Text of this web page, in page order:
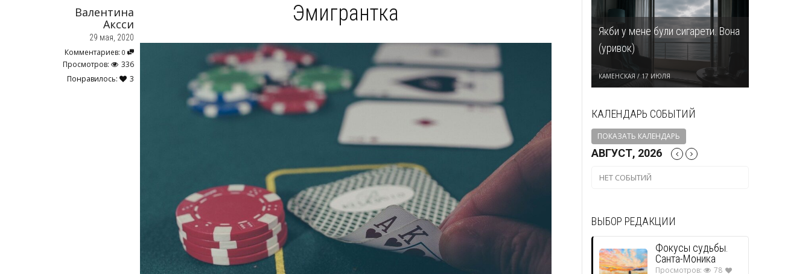
Валентина
Аксси
29 мая, 2020
Комментариев: 0
Просмотров:
336
Понравилось:
3
Эмигрантка
Якби у мене були сигарети. Вона
(уривок)
КАМЕНСКАЯ / 17 ИЮЛЯ
КАЛЕНДАРЬ СОБЫТИЙ
ПОКАЗАТЬ КАЛЕНДАРЬ
АВГУСТ, 2026
НЕТ СОБЫТИЙ
ВЫБОР РЕДАКЦИИ
Фокусы судьбы.
Санта-Моника
Просмотров: 78